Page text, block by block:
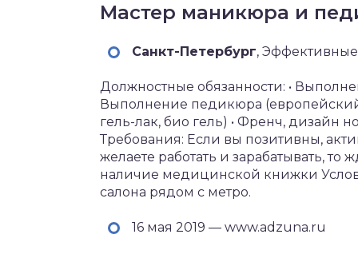
Мастер маникюра и
Санкт-Петербург‎,
Должностные обязанности: •
Выполнение педикюра
гель-лак, био гель) • Френч, дизайн
Требования: Если вы позитивны,
желаете работать и зарабатывать,
наличие медицинской книжки
салона рядом с метро.
16 мая 2019 — www.adzuna.ru